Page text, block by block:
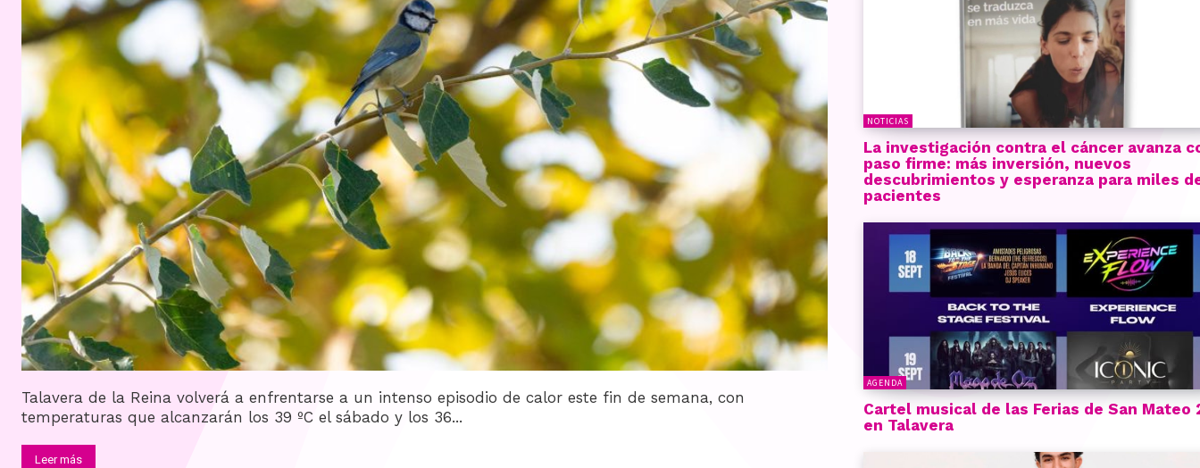
Talavera de la Reina volverá a enfrentarse a un intenso episodio de calor este fin de semana, con
temperaturas que alcanzarán los 39 ºC el sábado y los 36...
Leer más
NOTICIAS
La investigación contra el cáncer avanza
paso firme: más inversión, nuevos
descubrimientos y esperanza para miles
pacientes
AGENDA
Cartel musical de las Ferias de San Mateo
en Talavera